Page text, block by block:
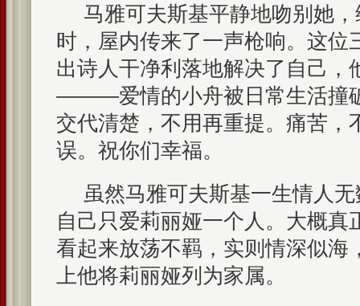
马雅可夫斯基平静地吻别她
时，屋内传来了一声枪响。这位
出诗人干净利落地解决了自己，
———爱情的小舟被日常生活撞
交代清楚，不用再重提。痛苦，
误。祝你们幸福。
虽然马雅可夫斯基一生情人
自己只爱莉丽娅一个人。大概真
看起来放荡不羁，实则情深似海
上他将莉丽娅列为家属。